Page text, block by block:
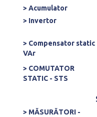
> Acumulator
> Invertor
> Compensator static
VAr
> COMUTATOR
STATIC - STS
> MĂSURĂTORI -